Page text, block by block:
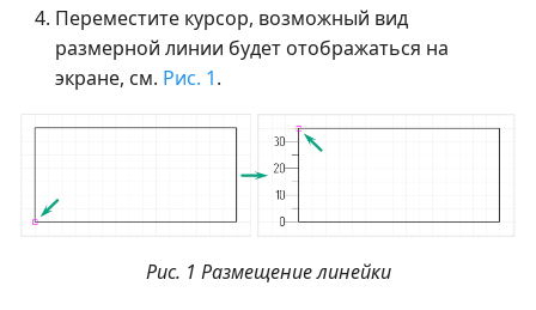
Переместите курсор, возможный вид
размерной линии будет отображаться на
экране, см. Рис. 1.
Рис. 1 Размещение линейки